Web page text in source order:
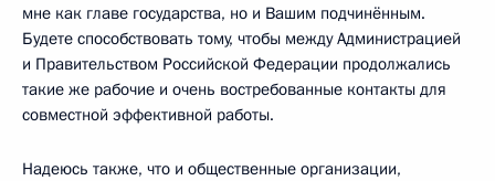
мне как главе государства, но и Вашим подчинённым.
Будете способствовать тому, чтобы между Администрацией
и Правительством Российской Федерации продолжались
такие же рабочие и очень востребованные контакты для
совместной эффективной работы.
Надеюсь также, что и общественные организации,